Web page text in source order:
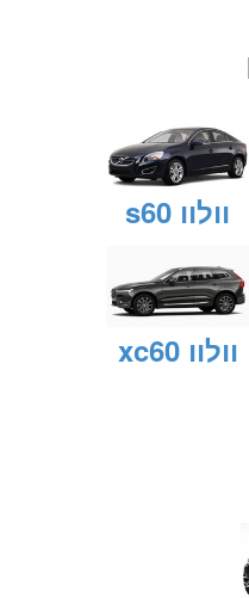
וולוו s60
וולוו xc60